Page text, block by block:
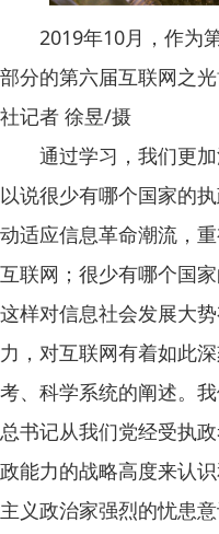
2019年10月，作为第
部分的第六届互联网之
社记者 徐昱/摄
通过学习，我们更加
以说很少有哪个国家的
动适应信息革命潮流，
互联网；很少有哪个国
这样对信息社会发展大
力，对互联网有着如此
考、科学系统的阐述。
总书记从我们党经受执
政能力的战略高度来认
主义政治家强烈的忧患